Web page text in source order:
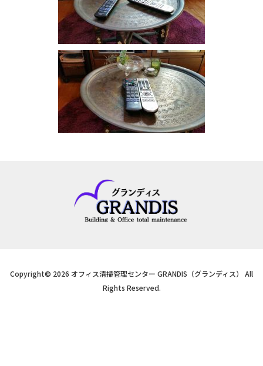
Copyright© 2026 オフィス清掃管理センター GRANDIS（グランディス） All
Rights Reserved.